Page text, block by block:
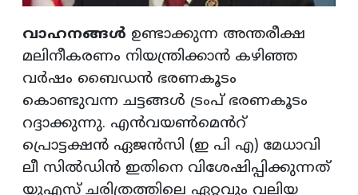
വാഹനങ്ങൾ ഉണ്ടാക്കുന്ന അന്തരീക്ഷ
മലിനീകരണം നിയന്ത്രിക്കാൻ കഴിഞ്ഞ
വർഷം ബൈഡൻ ഭരണകൂടം
കൊണ്ടുവന്ന ചട്ടങ്ങൾ ട്രംപ് ഭരണകൂടം
റദ്ദാക്കുന്നു. എൻവയൺമെൻറ്
പ്രൊട്ടക്ഷൻ ഏജൻസി (ഇ പി എ) മേധാവി
ലീ സിൽഡിൻ ഇതിനെ വിശേഷിപ്പിക്കുന്നത്
യുഎസ് ചരിത്രത്തിലെ ഏറ്റവും വലിയ